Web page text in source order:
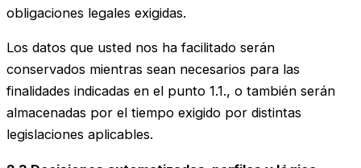
obligaciones legales exigidas.
Los datos que usted nos ha facilitado serán
conservados mientras sean necesarios para las
finalidades indicadas en el punto 1.1., o también serán
almacenadas por el tiempo exigido por distintas
legislaciones aplicables.